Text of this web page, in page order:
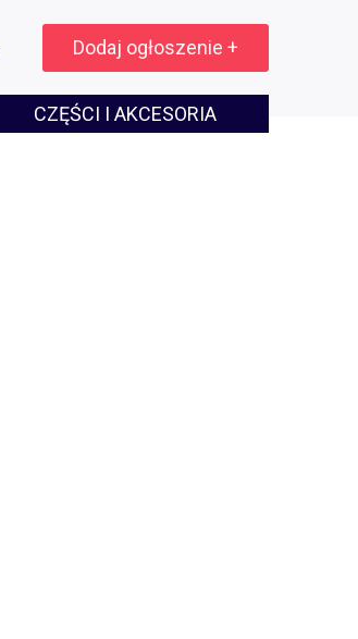
Dodaj ogłoszenie +
CZĘŚCI I AKCESORIA